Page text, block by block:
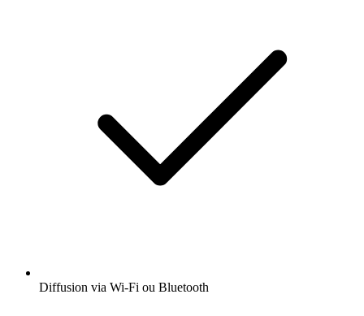
Diffusion via Wi-Fi ou Bluetooth